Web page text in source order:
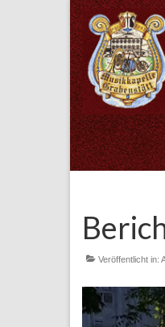
Veröffentlicht in: